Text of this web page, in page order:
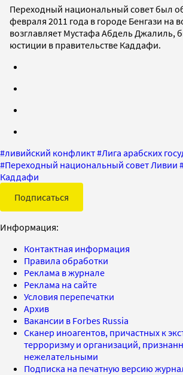
Переходный национальный совет был
февраля 2011 года в городе Бенгази на
возглавляет Мустафа Абдель Джалиль,
юстиции в правительстве Каддафи.
#ливийский конфликт#Лига арабских
#Переходный национальный совет Ливии
Каддафи
Подписаться
Информация:
Контактная информация
Правила обработки
Реклама в журнале
Реклама на сайте
Условия перепечатки
Архив
Вакансии в Forbes Russia
Сканер иноагентов, причастных к
терроризму и организаций,
нежелательными
Подписка на печатную версию